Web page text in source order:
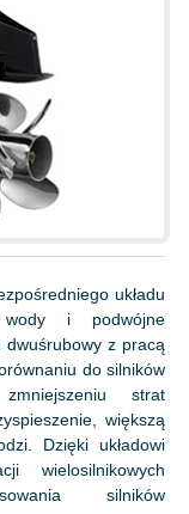
układu
i podwójne
dwuśrubowy z pracą
do silników
strat
większą
Dzięki układowi
wielosilnikowych
silników